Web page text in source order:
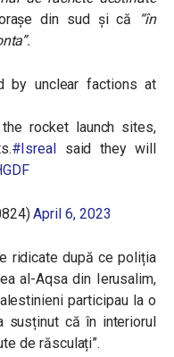
din sud și că
“în
.
by unclear factions at
rocket launch sites,
#Isreal said they will
April 6, 2023
ridicate după ce poliția
al-Aqsa din Ierusalim,
participau la o
susținut că în interiorul
de răsculați”.